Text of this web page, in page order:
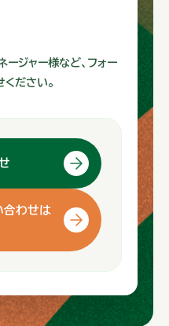
ージャー様など、フォー
ださい。
合わせは